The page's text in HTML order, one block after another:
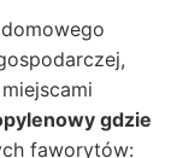
gdzie
faworytów: